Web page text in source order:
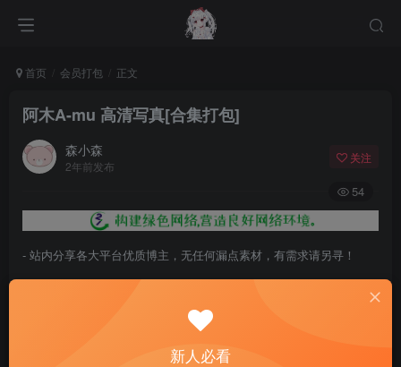
首页 会员打包 正文
阿木A-mu 高清写真[合集打包]
森小森
2年前发布
关注
54
- 站内分享各大平台优质博主，无任何漏点素材，有需求请另寻！
- 百度网盘提示提取码错误，请更换浏览器重试，这是百度网盘版本问
- 遇见解压密码不对、无法解压，请查看
新人必看